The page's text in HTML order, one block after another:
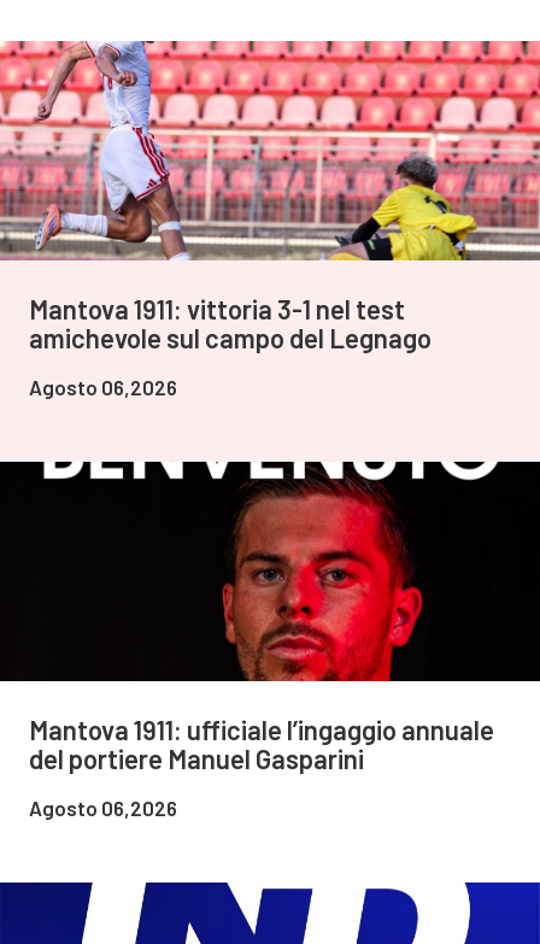
Mantova 1911: vittoria 3-1 nel test
amichevole sul campo del Legnago
Agosto 06,2026
Mantova 1911: ufficiale l’ingaggio annuale
del portiere Manuel Gasparini
Agosto 06,2026